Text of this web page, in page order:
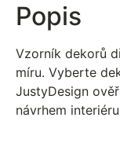
Popis
Vzorník dekorů
míru. Vyberte
JustyDesign
návrhem